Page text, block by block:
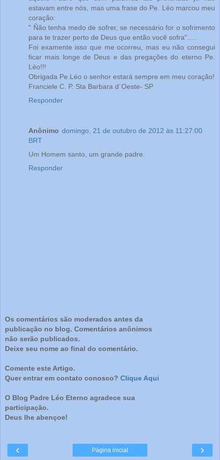
estavam entre nós, mas uma frase do Pe. Léo marcou meu
coração:
" Ñão tenha medo de sofrer, se necessário for o sofrimento
para te trazer perto de Deus que então você sofra".....
Foi examente isso que me ocorreu, mas eu não consegui
ficar mais longe de Deus e das pregações do eterno Pe.
Léo!!!
Obrigada Pe.Léo o senhor estará sempre em meu coração!
Franciele C. P. Sta Barbara d´Oeste- SP
Responder
Anônimo domingo, 21 de outubro de 2012 às 11:27:00
BRT
Um Homem santo, um grande padre.
Responder
Os comentários são moderados antes da
publicação no blog. Comentários anônimos
não serão publicados.
Deixe seu nome ao final do comentário.
Comente este Artigo.
Quer entrar em contato conosco? Clique Aqui
O Blog Padre Léo Eterno agradece sua
participação.
Deus lhe abençoe!
‹ ›
Página inicial